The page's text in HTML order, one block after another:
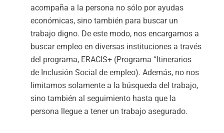
acompaña a la persona no sólo por ayudas
económicas, sino también para buscar un
trabajo digno. De este modo, nos encargamos a
buscar empleo en diversas instituciones a través
del programa, ERACIS+ (Programa “Itinerarios
de Inclusión Social de empleo). Además, no nos
limitamos solamente a la búsqueda del trabajo,
sino también al seguimiento hasta que la
persona llegue a tener un trabajo asegurado.